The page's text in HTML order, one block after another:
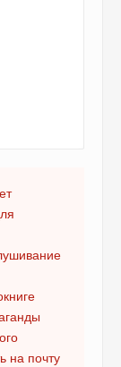
на почту